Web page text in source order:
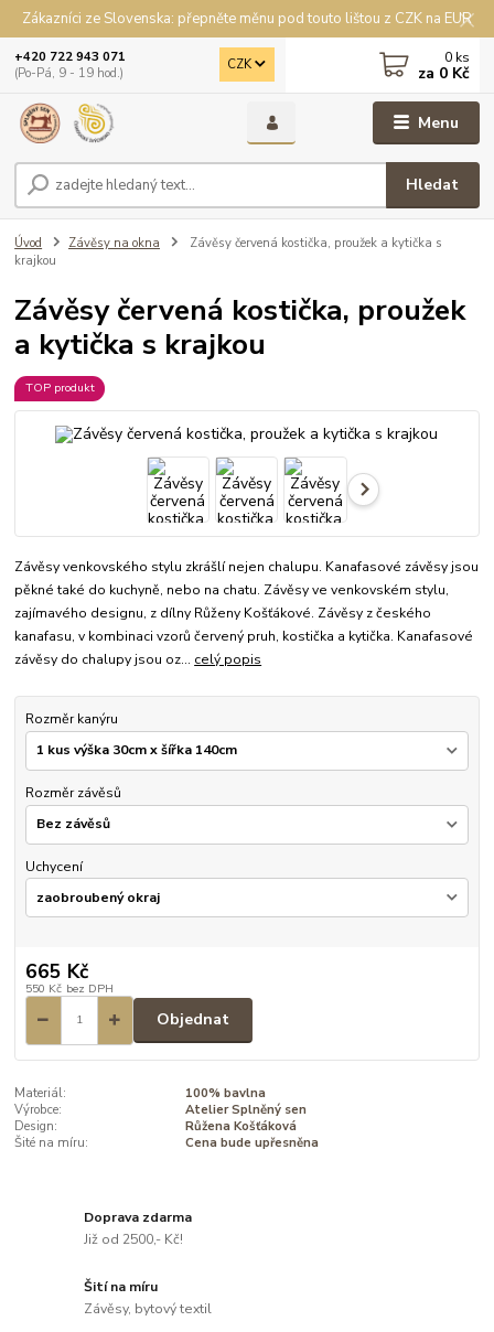
Zákazníci ze Slovenska: přepněte měnu pod touto lištou z CZK na EUR
Menu
CZK
Hledat
+420 722 943 071
(Po-Pá, 9 - 19 hod.)
0 ks
za 0 Kč
Úvod Závěsy na okna
Závěsy červená kostička, proužek a kytička s
krajkou
Závěsy červená kostička, proužek
a kytička s krajkou
TOP produkt
Závěsy venkovského stylu zkrášlí nejen chalupu. Kanafasové závěsy jsou
pěkné také do kuchyně, nebo na chatu. Závěsy ve venkovském stylu,
zajímavého designu, z dílny Růženy Košťákové. Závěsy z českého
kanafasu, v kombinaci vzorů červený pruh, kostička a kytička. Kanafasové
závěsy do chalupy jsou oz... celý popis
Rozměr kanýru
Rozměr závěsů
Uchycení
665 Kč
550 Kč bez DPH
Objednat
Materiál:
100% bavlna
Výrobce:
Atelier Splněný sen
Design:
Růžena Košťáková
Šité na míru:
Cena bude upřesněna
Doprava zdarma
Již od 2500,- Kč!
Šití na míru
Závěsy, bytový textil